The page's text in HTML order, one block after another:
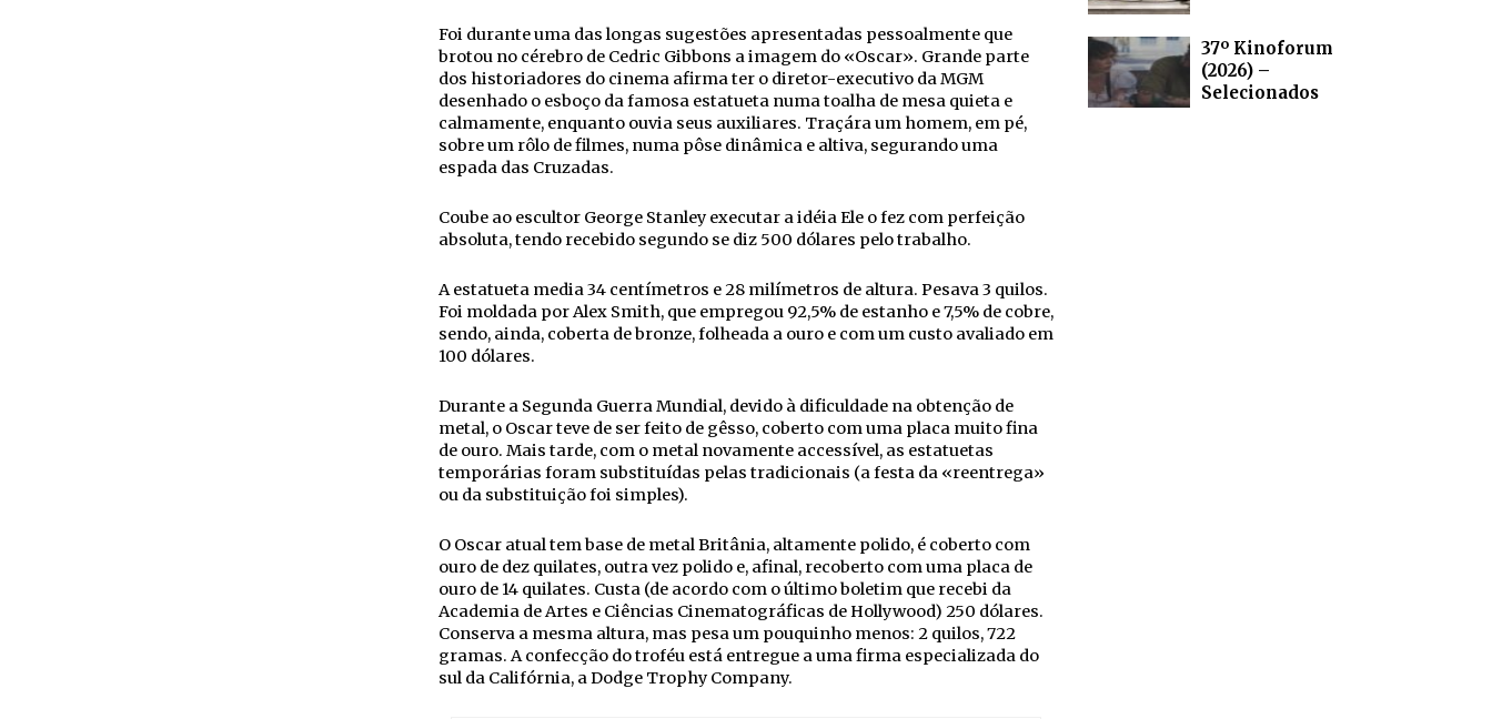
Foi durante uma das longas sugestões apresentadas pessoalmente que
brotou no cérebro de Cedric Gibbons a imagem do «Oscar». Grande parte
dos historiadores do cinema afirma ter o diretor-executivo da MGM
desenhado o esboço da famosa estatueta numa toalha de mesa quieta e
calmamente, enquanto ouvia seus auxiliares. Traçára um homem, em pé,
sobre um rôlo de filmes, numa pôse dinâmica e altiva, segurando uma
espada das Cruzadas.
Coube ao escultor George Stanley executar a idéia Ele o fez com perfeição
absoluta, tendo recebido segundo se diz 500 dólares pelo trabalho.
A estatueta media 34 centímetros e 28 milímetros de altura. Pesava 3 quilos.
Foi moldada por Alex Smith, que empregou 92,5% de estanho e 7,5% de cobre,
sendo, ainda, coberta de bronze, folheada a ouro e com um custo avaliado em
100 dólares.
Durante a Segunda Guerra Mundial, devido à dificuldade na obtenção de
metal, o Oscar teve de ser feito de gêsso, coberto com uma placa muito fina
de ouro. Mais tarde, com o metal novamente accessível, as estatuetas
temporárias foram substituídas pelas tradicionais (a festa da «reentrega»
ou da substituição foi simples).
O Oscar atual tem base de metal Britânia, altamente polido, é coberto com
ouro de dez quilates, outra vez polido e, afinal, recoberto com uma placa de
ouro de 14 quilates. Custa (de acordo com o último boletim que recebi da
Academia de Artes e Ciências Cinematográficas de Hollywood) 250 dólares.
Conserva a mesma altura, mas pesa um pouquinho menos: 2 quilos, 722
gramas. A confecção do troféu está entregue a uma firma especializada do
sul da Califórnia, a Dodge Trophy Company.
37º Kinoforum
(2026) –
Selecionados